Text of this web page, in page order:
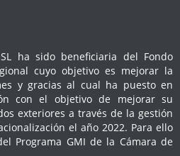
SL ha sido beneficiaria del Fondo
cuyo objetivo es mejorar la
y gracias al cual ha puesto en
con el objetivo de mejorar su
exteriores a través de la gestión
el año 2022. Para ello
Programa GMI de la Cámara de